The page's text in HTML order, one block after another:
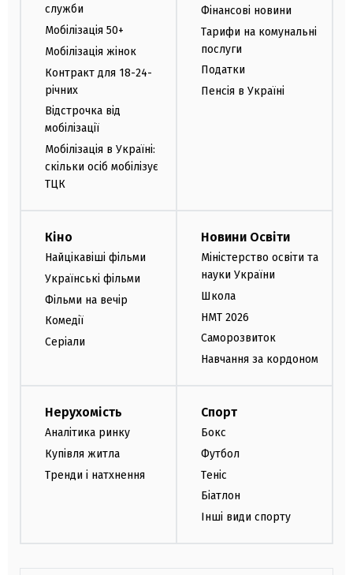
служби
Мобілізація 50+
Мобілізація жінок
Контракт для 18-24-
річних
Відстрочка від
мобілізації
Мобілізація в Україні:
скільки осіб мобілізує
ТЦК
Фінансові новини
Тарифи на комунальні
послуги
Податки
Пенсія в Україні
Кіно
Найцікавіші фільми
Українські фільми
Фільми на вечір
Комедії
Серіали
Новини Освіти
Міністерство освіти та
науки України
Школа
НМТ 2026
Саморозвиток
Навчання за кордоном
Нерухомість
Аналітика ринку
Купівля житла
Тренди і натхнення
Спорт
Бокс
Футбол
Теніс
Біатлон
Інші види спорту